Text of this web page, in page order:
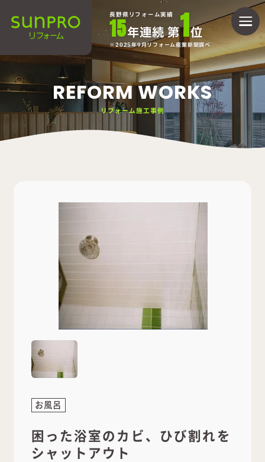
長野県リフォーム実績
15年連続 第1位
2025年9月リフォーム産業新聞調べ
REFORM WORKS
リフォーム施工事例
お風呂
困った浴室のカビ、ひび割れを
シャットアウト